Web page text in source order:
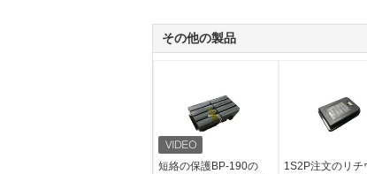
その他の製品
短絡の保護BP-190の
1S2P注文のリチ